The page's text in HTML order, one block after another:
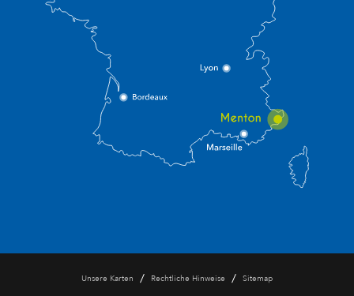
Unsere Karten / Rechtliche Hinweise / Sitemap